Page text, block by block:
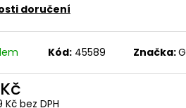
doručení
Kód: 45589 Značka:
Kč bez DPH